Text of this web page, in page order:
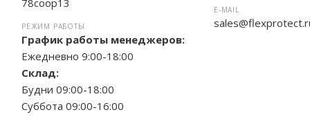
78соор13
РЕЖИМ РАБОТЫ
График работы менеджеров:
Ежедневно 9:00-18:00
Склад:
Будни 09:00-18:00
Суббота 09:00-16:00
E-MAIL